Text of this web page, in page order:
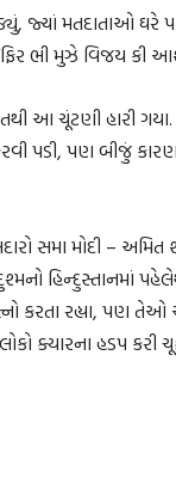
જ્યાં મતદાતાઓ ઘરે
ભી મુઝે વિજય કી
આ ચૂંટણી હારી
પડી, પણ બીજું
સમા મોદી –
હિન્દુસ્તાનમાં
કરતા રહ્યા,
ક્યારના હડપ કરી